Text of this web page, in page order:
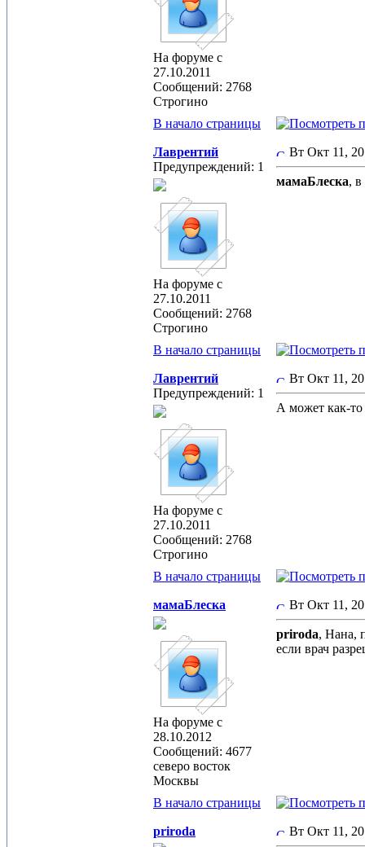
На форуме с
27.10.2011
Сообщений: 2768
Строгино
В начало страницы
Лаврентий
Предупреждений: 1
На форуме с
27.10.2011
Сообщений: 2768
Строгино
Вт Окт 11,
мамаБлеска, в
В начало страницы
Лаврентий
Предупреждений: 1
На форуме с
27.10.2011
Сообщений: 2768
Строгино
Вт Окт 11,
А может как-то
В начало страницы
мамаБлеска
На форуме с
28.10.2012
Сообщений: 4677
северо восток
Москвы
Вт Окт 11,
priroda, Нана,
если врач
В начало страницы
priroda Вт Окт 11,